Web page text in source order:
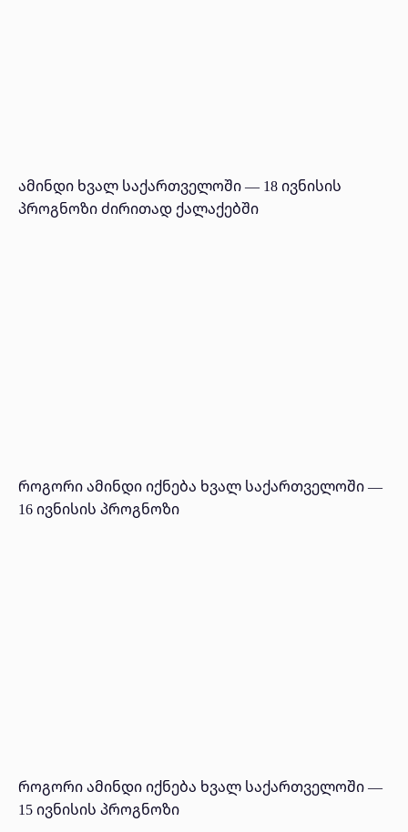
ამინდი ხვალ საქართველოში — 18 ივნისის
პროგნოზი ძირითად ქალაქებში
როგორი ამინდი იქნება ხვალ საქართველოში —
16 ივნისის პროგნოზი
როგორი ამინდი იქნება ხვალ საქართველოში —
15 ივნისის პროგნოზი